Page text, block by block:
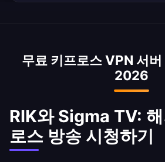
Bank Cyprus는 키프로스 IP 주
무료 키프로스 VPN 서
2026
RIK와 Sigma TV:
로스 방송 시청하기